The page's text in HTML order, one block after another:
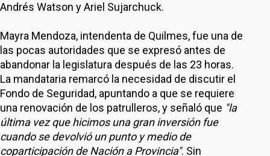
Andrés Watson y Ariel Sujarchuck.
Mayra Mendoza, intendenta de Quilmes, fue una de
las pocas autoridades que se expresó antes de
abandonar la legislatura después de las 23 horas.
La mandataria remarcó la necesidad de discutir el
Fondo de Seguridad, apuntando a que se requiere
una renovación de los patrulleros, y señaló que "la
última vez que hicimos una gran inversión fue
cuando se devolvió un punto y medio de
coparticipación de Nación a Provincia". Sin